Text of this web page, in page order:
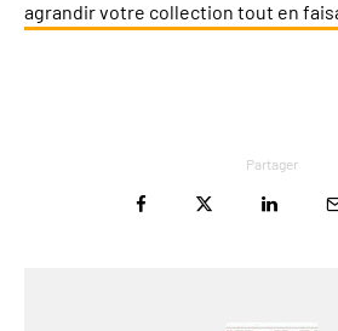
agrandir votre collection tout en
Partager